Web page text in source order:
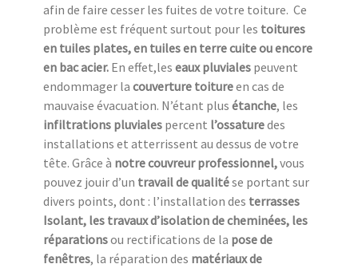
afin de faire cesser les fuites de votre toiture. Ce
problème est fréquent surtout pour les toitures
en tuiles plates, en tuiles en terre cuite ou encore
en bac acier. En effet,les eaux pluviales peuvent
endommager la couverture toitureen cas de
mauvaise évacuation. N’étant plus étanche, les
infiltrations pluviales percent l’ossaturedes
installations et atterrissent au dessus de votre
tête. Grâce à notre couvreur professionnel,vous
pouvez jouir d’un travail de qualitése portant sur
divers points, dont : l’installation des terrasses
Isolant, les travaux d’isolation de cheminées, les
réparationsou rectifications de la pose de
fenêtres, la réparation des matériaux de